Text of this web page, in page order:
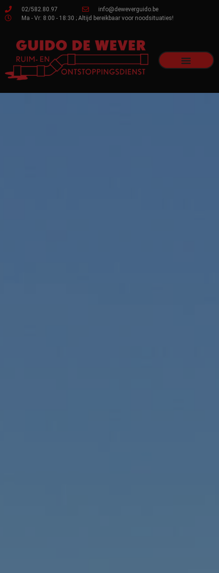
02/582.80.97
info@deweverguido.be
Ma - Vr: 8:00 - 18:30 ; Altijd bereikbaar voor noodsituaties!